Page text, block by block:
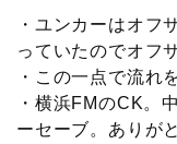
・ユンカーはオフ
っていたのでオフ
・この一点で流れ
・横浜FMのCK。
ーセーブ。ありが